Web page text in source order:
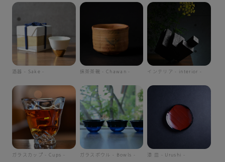
酒器 - Sake - 抹茶茶碗 - Chawan - インテリア - interior -
ガラスカップ - Cups - ガラスボウル - Bowls - 漆 皿 - Urushi -